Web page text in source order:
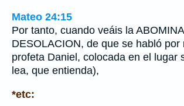
Mateo 24:15
Por tanto, cuando veáis la
DESOLACION, de que se habló por
profeta Daniel, colocada en el lugar
lea, que entienda),
*etc: